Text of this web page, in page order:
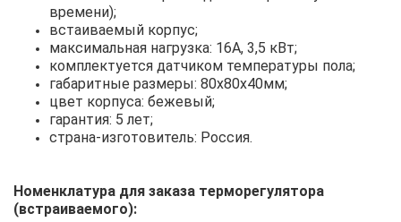
времени);
встаиваемый корпус;
максимальная нагрузка: 16А, 3,5 кВт;
комплектуется датчиком температуры пола;
габаритные размеры: 80х80х40мм;
цвет корпуса: бежевый;
гарантия: 5 лет;
страна-изготовитель: Россия.
Номенклатура для заказа терморегулятора
(встраиваемого):